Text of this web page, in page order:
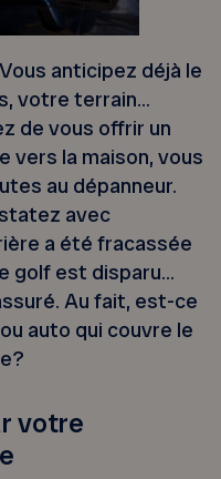
anticipez déjà le
votre terrain…
de vous offrir un
vers la maison, vous
au dépanneur.
avec
a été fracassée
golf est disparu…
Au fait, est-ce
auto qui couvre le
votre